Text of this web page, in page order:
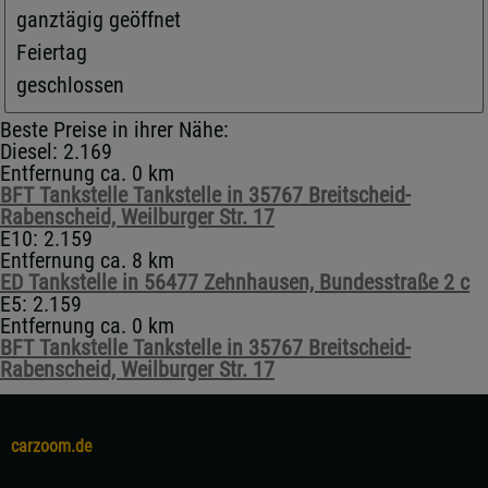
ganztägig geöffnet
Feiertag
geschlossen
Beste Preise in ihrer Nähe:
Diesel: 2.169
Entfernung ca. 0 km
BFT Tankstelle Tankstelle in 35767 Breitscheid-
Rabenscheid, Weilburger Str. 17
E10: 2.159
Entfernung ca. 8 km
ED Tankstelle in 56477 Zehnhausen, Bundesstraße 2 c
E5: 2.159
Entfernung ca. 0 km
BFT Tankstelle Tankstelle in 35767 Breitscheid-
Rabenscheid, Weilburger Str. 17
carzoom.de